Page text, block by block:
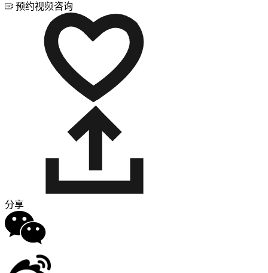
预约视频咨询
分享